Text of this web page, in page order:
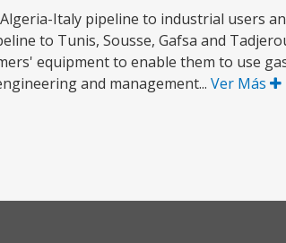
Italy pipeline to industrial users
to Tunis, Sousse, Gafsa and
equipment to enable them to use
and management... Ver Más